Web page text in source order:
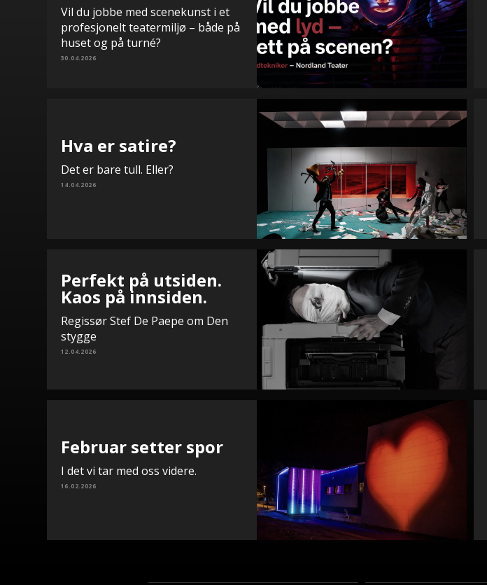
Vil du jobbe med scenekunst i et
profesjonelt teatermiljø – både på
huset og på turné?
30.04.2026
Hva er satire?
Det er bare tull. Eller?
14.04.2026
Perfekt på utsiden.
Kaos på innsiden.
Regissør Stef De Paepe om Den
stygge
12.04.2026
Februar setter spor
I det vi tar med oss videre.
16.02.2026